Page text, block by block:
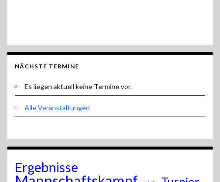
NÄCHSTE TERMINE
Es liegen aktuell keine Termine vor.
Alle Veranstaltungen
Ergebnisse